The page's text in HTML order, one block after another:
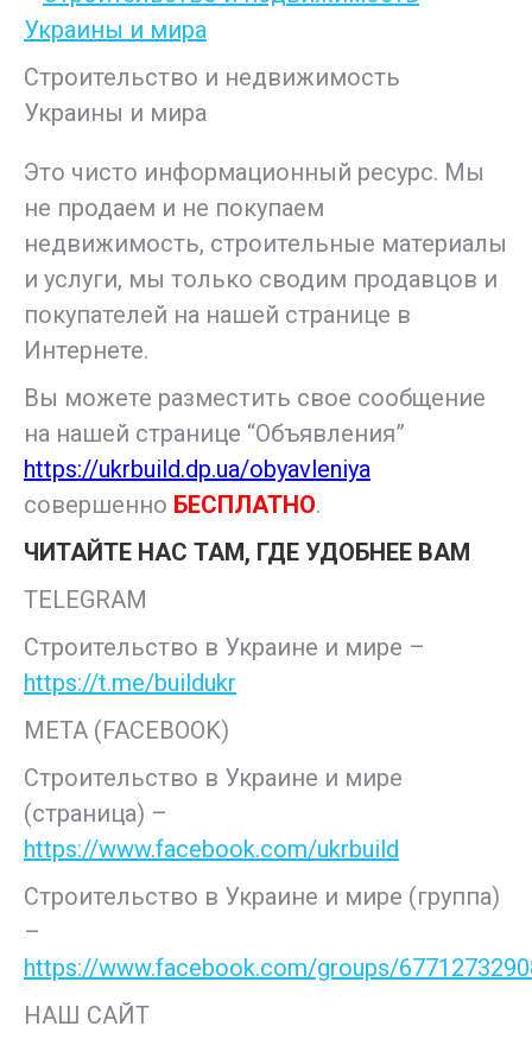
Строительство и недвижимость
Украины и мира
Это чисто информационный ресурс. Мы
не продаем и не покупаем
недвижимость, строительные материалы
и услуги, мы только сводим продавцов и
покупателей на нашей странице в
Интернете.
Вы можете разместить свое сообщение
на нашей странице “Объявления”
https://ukrbuild.dp.ua/obyavleniya
совершенно БЕСПЛАТНО.
ЧИТАЙТЕ НАС ТАМ, ГДЕ УДОБНЕЕ ВАМ
TELEGRAM
Строительство в Украине и мире –
https://t.me/buildukr
META (FACEBOOK)
Строительство в Украине и мире
(страница) –
https://www.facebook.com/ukrbuild
Строительство в Украине и мире (группа)
–
https://www.facebook.com/groups/
НАШ САЙТ